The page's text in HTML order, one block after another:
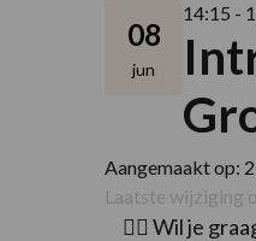
08
jun
14:15 -
Aangemaakt op:
Laatste wijziging
🏃‍♂️ Wil je